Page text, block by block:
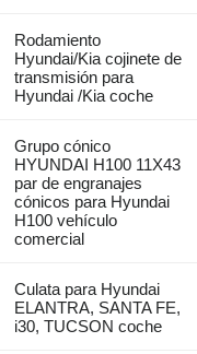
Rodamiento
Hyundai/Kia cojinete de
transmisión para
Hyundai /Kia coche
Grupo cónico
HYUNDAI H100 11X43
par de engranajes
cónicos para Hyundai
H100 vehículo
comercial
Culata para Hyundai
ELANTRA, SANTA FE,
i30, TUCSON coche